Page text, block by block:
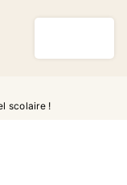
scolaire !